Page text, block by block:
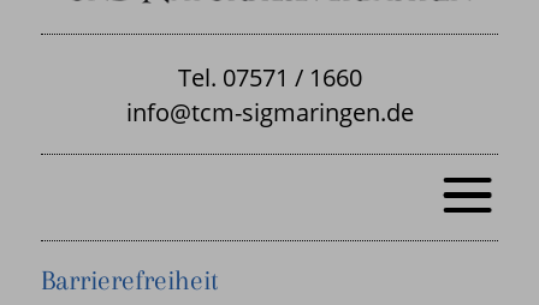
Tel. 07571 / 1660
info@tcm-sigmaringen.de
Barrierefreiheit